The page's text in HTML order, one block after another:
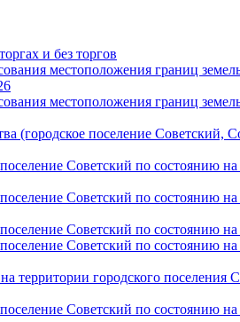
и без торгов
местоположения границ
местоположения границ
(городское поселение
Советский по состоянию
Советский по состоянию
Советский по состоянию
Советский по состоянию
территории городского поселения
Советский по состоянию на